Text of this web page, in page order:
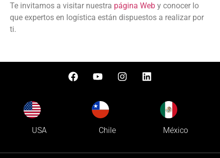
Te invitamos a visitar nuestra página Web y conocer lo
que expertos en logística están dispuestos a realizar por
ti.
USA Chile México